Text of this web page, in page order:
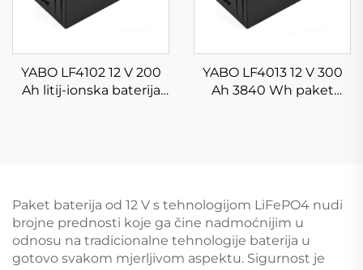
YABO LF4102 12 V 200
Ah litij-ionska baterija
YABO LF4013 12 V 300
Ah 3840 Wh paket
domaću pohranu
energije
Paket baterija od 12 V s tehnologijom LiFePO4 nudi
brojne prednosti koje ga čine nadmoćnijim u
odnosu na tradicionalne tehnologije baterija u
gotovo svakom mjerljivom aspektu. Sigurnost je